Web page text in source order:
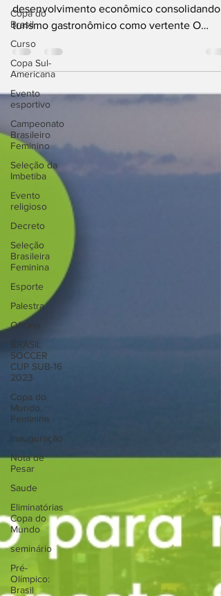
Copa do
Brasil
Curso
Copa Sul-
Americana
Evento
esportivo
Campeonato
Brasileiro
Feminino
Seleção da
Imbetiba
Evento
religioso
Decreto
Seleção
Brasileira
Feminina
Esporte
Palestra
Oficina
BRASIL
SOCCER
CUP SUB-16
2023
Copa do
Mundo
Feminina
Inauguração
Nota de
Pesar
Saude
Eliminatórias
Copa do
Mundo
seminário
Pré-
Olímpico:
Brasil
Macaé diversifica vetores de
desenvolvimento econômico consolidando
turismo gastronômico como vertente O
sétimo Beer Beach Burger, que...